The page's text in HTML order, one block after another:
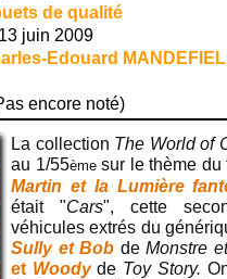
de qualité
juin 2009
Edouard
encore noté)
La collection The World of
au 1/55èmesur le thème
Martin et la Lumière
était "Cars", cette
véhicules extrés du
Sully et Bob deMonstre
et Woodyde Toy Story.